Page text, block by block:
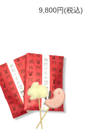
9,800円(税込)